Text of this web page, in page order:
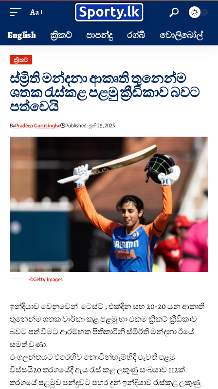
Aa
English ක්‍රිකට් පාපන්දු රග්බි වොලිබෝල්
ක්‍රිකට්
ස්ම්‍රිති මන්දනා ආකෘති තුනෙන්ම
ශතක රැස්කළ පළමු ක්‍රීඩිකාව බවට
පත්වෙයි
ByPradeep Gurusinghe Published: ජූනි 29, 2025
©Getty Images
ඉන්දියාව වෙනුවෙන් ‍ ටෙස්ට් , එක්දින සහ 20-20 යන ආකෘති
තුනෙන්ම ශතක වාර්කා කළ පළමු හා එකම ක්‍රිකට් ක්‍රීඩිකාව
බවට පත් වීමට ආරම්භක පිතිකාරිනි ස්මිර්ති මන්දනා ඊයේ
සමත් වුණා.
එංගලන්තයට එරෙහිව නොටින්හැම්හිදී පැවති පළමු
විස්සයි20 තරගයේදී ඇය රැස් කළ ලකුණු සංඛයාව 112ක්.
තරගයේ පළමුව පන්දුවට පහර දුන් ඉන්දියාව රැස්කළ ලකුණු